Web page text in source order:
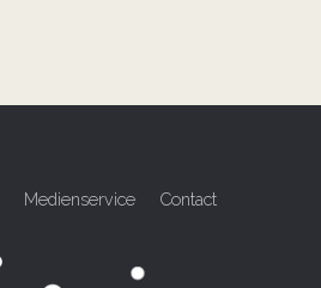
Medienservice Contact